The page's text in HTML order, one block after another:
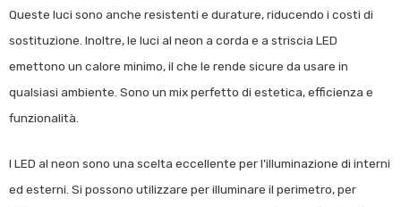
Queste luci sono anche resistenti e durature, riducendo i costi di
sostituzione. Inoltre, le luci al neon a corda e a striscia LED
emettono un calore minimo, il che le rende sicure da usare in
qualsiasi ambiente. Sono un mix perfetto di estetica, efficienza e
funzionalità.
I LED al neon sono una scelta eccellente per l'illuminazione di interni
ed esterni. Si possono utilizzare per illuminare il perimetro, per